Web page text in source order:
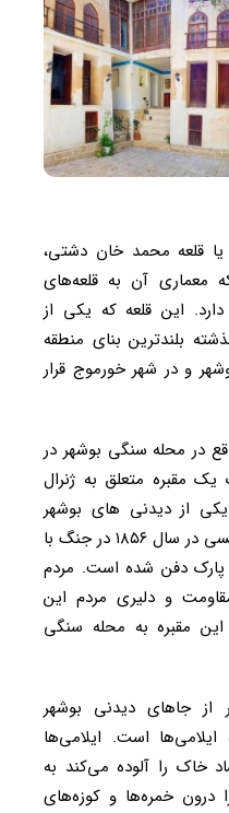
یا قلعه محمد خان دشتی،
معماری آن به قلعه‌های
این قلعه که یکی از
بلندترین بنای منطقه
کیلومتری بوشهر و در شهر خورموج قرار
در محله سنگی بوشهر در
مقبره متعلق به ژنرال
یکی از دیدنی ‌های بوشهر
محسوب می‌شود. این ژنرال انگلیسی در سال ۱۸۵۶ در جنگ با
پارک دفن شده است. مردم
و دلیری مردم این
این مقبره به محله سنگی
از جا‌های دیدنی بوشهر
است. ایلامی‌ها
خاک را آلوده می‌کند به
درون خمره‌ها و کوزه‌های